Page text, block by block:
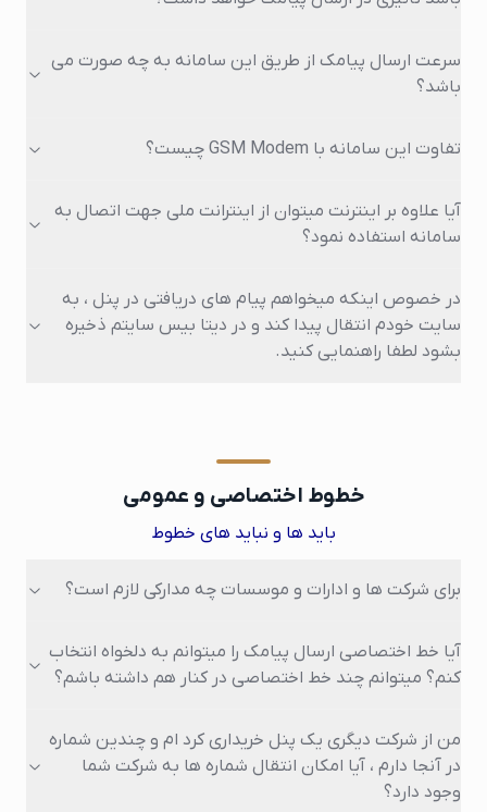
سرعت ارسال پیامک از طریق این سامانه به چه صورت می
باشد؟
تفاوت این سامانه با GSM Modem چیست؟
آیا علاوه بر اینترنت میتوان از اینترانت ملی جهت اتصال به
سامانه استفاده نمود؟
در خصوص اینکه میخواهم پیام های دریافتی در پنل ، به
سایت خودم انتقال پیدا کند و در دیتا بیس سایتم ذخیره
بشود لطفا راهنمایی کنید.
خطوط اختصاصی و عمومی
باید ها و نباید های خطوط
برای شرکت ها و ادارات و موسسات چه مدارکی لازم است؟
آیا خط اختصاصی ارسال پیامک را میتوانم به دلخواه انتخاب
کنم؟ میتوانم چند خط اختصاصی در کنار هم داشته باشم؟
من از شرکت دیگری یک پنل خریداری کرد ام و چندین شماره
در آنجا دارم ، آیا امکان انتقال شماره ها به شرکت شما
وجود دارد؟